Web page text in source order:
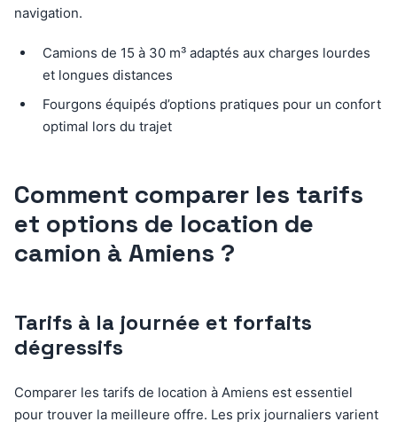
navigation.
Camions de 15 à 30 m³ adaptés aux charges lourdes
et longues distances
Fourgons équipés d’options pratiques pour un confort
optimal lors du trajet
Comment comparer les tarifs
et options de location de
camion à Amiens ?
Tarifs à la journée et forfaits
dégressifs
Comparer les tarifs de location à Amiens est essentiel
pour trouver la meilleure offre. Les prix journaliers varient